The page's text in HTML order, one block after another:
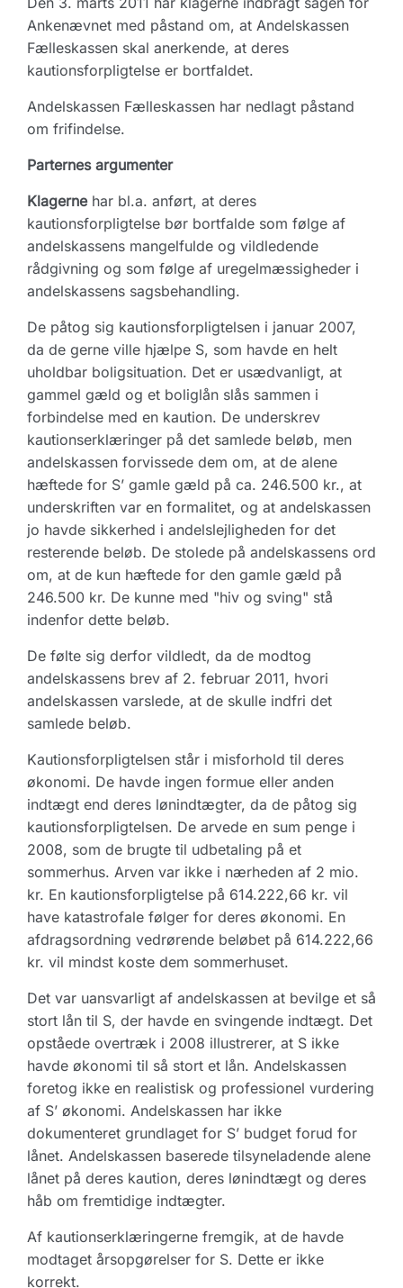
Ankenævnet med påstand om, at Andelskassen
Fælleskassen skal anerkende, at deres
kautionsforpligtelse er bortfaldet.
Andelskassen Fælleskassen har nedlagt påstand
om frifindelse.
Parternes argumenter
Klagernehar bl.a. anført, at deres
kautionsforpligtelse bør bortfalde som følge af
andelskassens mangelfulde og vildledende
rådgivning og som følge af uregelmæssigheder i
andelskassens sagsbehandling.
De påtog sig kautionsforpligtelsen i januar 2007,
da de gerne ville hjælpe S, som havde en helt
uholdbar boligsituation. Det er usædvanligt, at
gammel gæld og et boliglån slås sammen i
forbindelse med en kaution. De underskrev
kautionserklæringer på det samlede beløb, men
andelskassen forvissede dem om, at de alene
hæftede for S’ gamle gæld på ca. 246.500 kr., at
underskriften var en formalitet, og at andelskassen
jo havde sikkerhed i andelslejligheden for det
resterende beløb. De stolede på andelskassens ord
om, at de kun hæftede for den gamle gæld på
246.500 kr. De kunne med "hiv og sving" stå
indenfor dette beløb.
De følte sig derfor vildledt, da de modtog
andelskassens brev af 2. februar 2011, hvori
andelskassen varslede, at de skulle indfri det
samlede beløb.
Kautionsforpligtelsen står i misforhold til deres
økonomi. De havde ingen formue eller anden
indtægt end deres lønindtægter, da de påtog sig
kautionsforpligtelsen. De arvede en sum penge i
2008, som de brugte til udbetaling på et
sommerhus. Arven var ikke i nærheden af 2 mio.
kr. En kautionsforpligtelse på 614.222,66 kr. vil
have katastrofale følger for deres økonomi. En
afdragsordning vedrørende beløbet på 614.222,66
kr. vil mindst koste dem sommerhuset.
Det var uansvarligt af andelskassen at bevilge et så
stort lån til S, der havde en svingende indtægt. Det
opståede overtræk i 2008 illustrerer, at S ikke
havde økonomi til så stort et lån. Andelskassen
foretog ikke en realistisk og professionel vurdering
af S’ økonomi. Andelskassen har ikke
dokumenteret grundlaget for S’ budget forud for
lånet. Andelskassen baserede tilsyneladende alene
lånet på deres kaution, deres lønindtægt og deres
håb om fremtidige indtægter.
Af kautionserklæringerne fremgik, at de havde
modtaget årsopgørelser for S. Dette er ikke
korrekt.